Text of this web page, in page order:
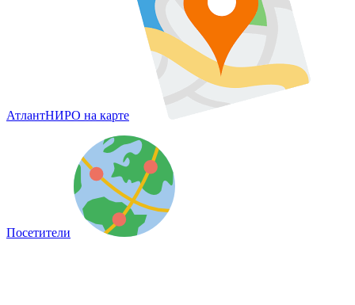
АтлантНИРО на карте
Посетители